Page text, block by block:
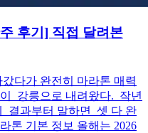
후기] 직접 달려본
다가 완전히 마라톤 매력
강릉으로 내려왔다. 작년
결과부터 말하면 셋 다 완
톤 기본 정보 올해는 2026